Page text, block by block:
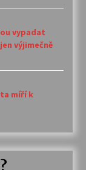
vypadat
výjimečně
míří k